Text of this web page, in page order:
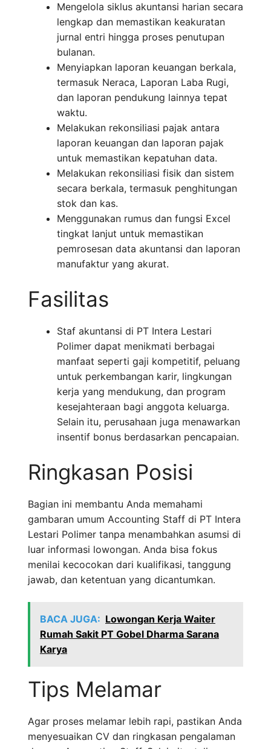
Mengelola siklus akuntansi harian secara
lengkap dan memastikan keakuratan
jurnal entri hingga proses penutupan
bulanan.
Menyiapkan laporan keuangan berkala,
termasuk Neraca, Laporan Laba Rugi,
dan laporan pendukung lainnya tepat
waktu.
Melakukan rekonsiliasi pajak antara
laporan keuangan dan laporan pajak
untuk memastikan kepatuhan data.
Melakukan rekonsiliasi fisik dan sistem
secara berkala, termasuk penghitungan
stok dan kas.
Menggunakan rumus dan fungsi Excel
tingkat lanjut untuk memastikan
pemrosesan data akuntansi dan laporan
manufaktur yang akurat.
Fasilitas
Staf akuntansi di PT Intera Lestari
Polimer dapat menikmati berbagai
manfaat seperti gaji kompetitif, peluang
untuk perkembangan karir, lingkungan
kerja yang mendukung, dan program
kesejahteraan bagi anggota keluarga.
Selain itu, perusahaan juga menawarkan
insentif bonus berdasarkan pencapaian.
Ringkasan Posisi
Bagian ini membantu Anda memahami
gambaran umum Accounting Staff di PT Intera
Lestari Polimer tanpa menambahkan asumsi di
luar informasi lowongan. Anda bisa fokus
menilai kecocokan dari kualifikasi, tanggung
jawab, dan ketentuan yang dicantumkan.
BACA JUGA: Lowongan Kerja Waiter
Rumah Sakit PT Gobel Dharma Sarana
Karya
Tips Melamar
Agar proses melamar lebih rapi, pastikan Anda
menyesuaikan CV dan ringkasan pengalaman